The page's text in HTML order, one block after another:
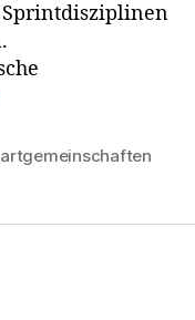
Sprintdisziplinen